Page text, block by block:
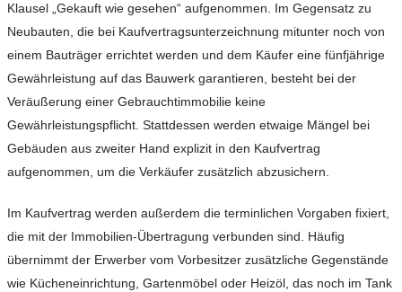
Klausel „Gekauft wie gesehen“ aufgenommen. Im Gegensatz zu
Neubauten, die bei Kaufvertragsunterzeichnung mitunter noch von
einem Bauträger errichtet werden und dem Käufer eine fünfjährige
Gewährleistung auf das Bauwerk garantieren, besteht bei der
Veräußerung einer Gebrauchtimmobilie keine
Gewährleistungspflicht. Stattdessen werden etwaige Mängel bei
Gebäuden aus zweiter Hand explizit in den Kaufvertrag
aufgenommen, um die Verkäufer zusätzlich abzusichern.
Im Kaufvertrag werden außerdem die terminlichen Vorgaben fixiert,
die mit der Immobilien-Übertragung verbunden sind. Häufig
übernimmt der Erwerber vom Vorbesitzer zusätzliche Gegenstände
wie Kücheneinrichtung, Gartenmöbel oder Heizöl, das noch im Tank